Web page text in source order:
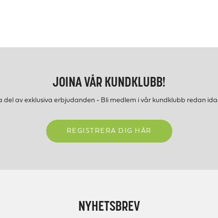
JOINA VÅR KUNDKLUBB!
del av exklusiva erbjudanden - Bli medlem i vår kundklubb redan
REGISTRERA DIG HÄR
NYHETSBREV